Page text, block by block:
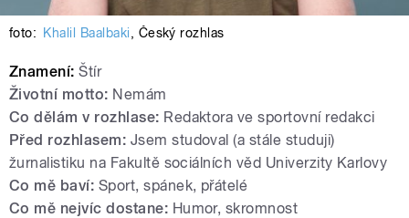
foto: Khalil Baalbaki, Český rozhlas
Znamení:Štír
Životní motto: Nemám
Co dělám v rozhlase: Redaktora ve sportovní redakci
Před rozhlasem: Jsem studoval (a stále studuji)
žurnalistiku na Fakultě sociálních věd Univerzity Karlovy
Co mě baví: Sport, spánek, přátelé
Co mě nejvíc dostane: Humor, skromnost